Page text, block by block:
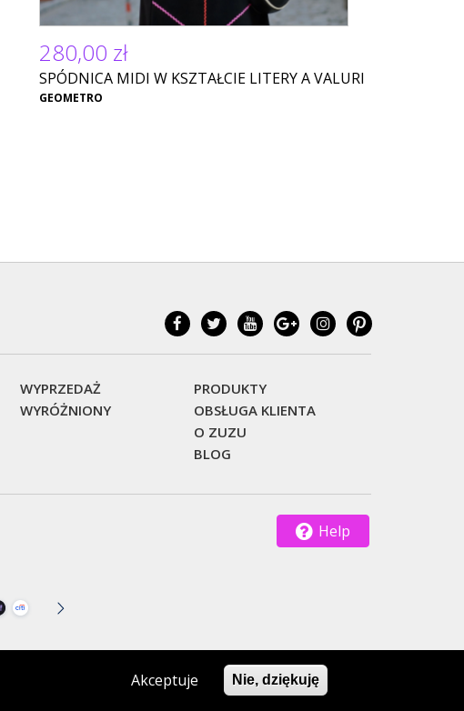
280,00 zł
SPÓDNICA MIDI W KSZTAŁCIE LITERY A VALURI
GEOMETRO
WYPRZEDAŻ
WYRÓŻNIONY
PRODUKTY
OBSŁUGA KLIENTA
O ZUZU
BLOG
Help
Akceptuje Nie, dziękuję